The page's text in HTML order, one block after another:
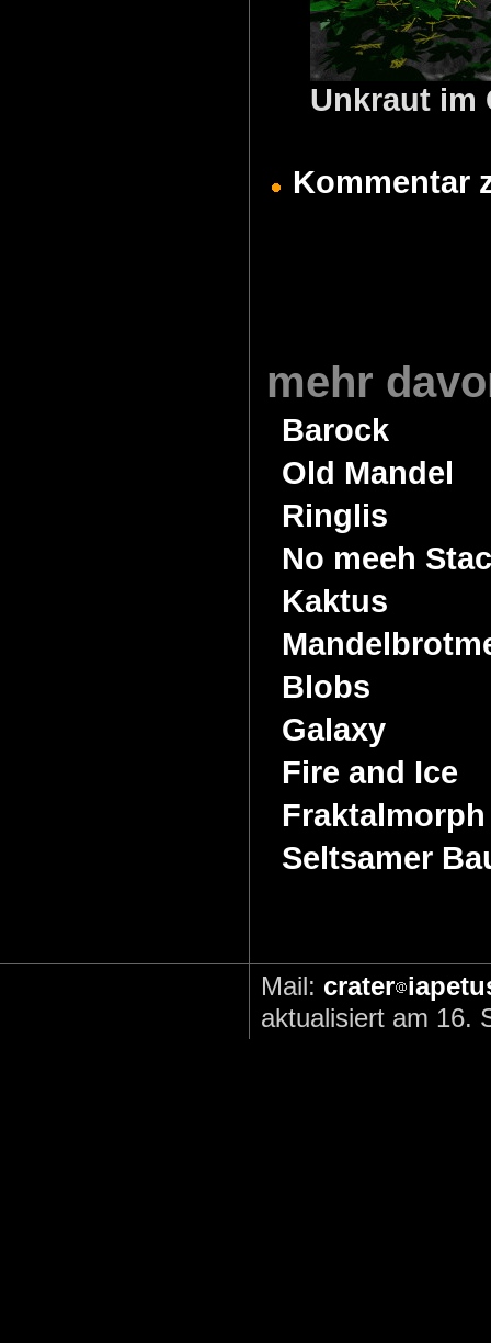
Unkraut im
Kommentar
mehr
Barock
Old Mandel
Ringlis
No meeh
Kaktus
Blobs
Galaxy
Fire and Ice
Fraktalmorph
Seltsamer
Mail: crater
aktualisiert am 16.